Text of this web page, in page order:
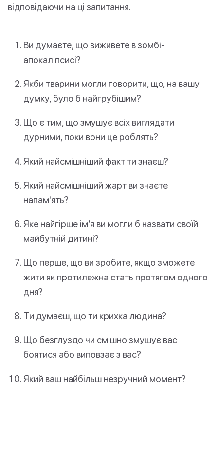
відповідаючи на ці запитання.
Ви думаєте, що виживете в зомбі-
апокаліпсисі?
Якби тварини могли говорити, що, на вашу
думку, було б найгрубішим?
Що є тим, що змушує всіх виглядати
дурними, поки вони це роблять?
Який найсмішніший факт ти знаєш?
Який найсмішніший жарт ви знаєте
напам'ять?
Яке найгірше ім’я ви могли б назвати своїй
майбутній дитині?
Що перше, що ви зробите, якщо зможете
жити як протилежна стать протягом одного
дня?
Ти думаєш, що ти крихка людина?
Що безглуздо чи смішно змушує вас
боятися або виповзає з вас?
Який ваш найбільш незручний момент?